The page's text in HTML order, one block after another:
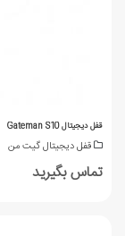
قفل دیجیتال Gateman S10
قفل دیجیتال گیت من
تماس بگیرید